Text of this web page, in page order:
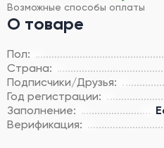
Возможные способы оплаты
О товаре
Пол:
Страна:
Подписчики/Друзья:
Год регистрации:
Заполнение:
Верификация: